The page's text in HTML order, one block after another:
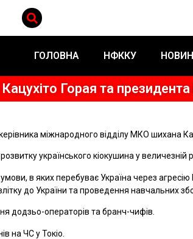
ГОЛОВНА НФККУ
Кацухіто Горая та
міжнародного відділу МКО шихана
українського кіокушина у
в яких перебуває Україна через
до України та проведення навчальних
додзьо-операторів та бранч-чифів.
на ЧС у Токіо.